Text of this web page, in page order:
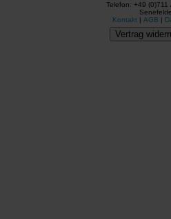
Telefon: +49
Kontakt | AGB |
Vertrag